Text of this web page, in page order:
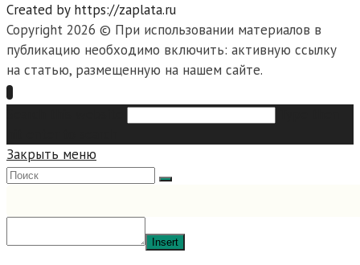
Created by https://zaplata.ru
Copyright 2026 © При использовании материалов в
публикацию необходимо включить: активную ссылку
на статью, размещенную на нашем сайте.
Закрыть меню
Insert